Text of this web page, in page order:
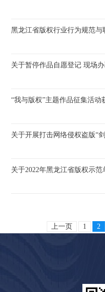
黑龙江省版权行业行为规范与
关于暂停作品自愿登记 现场
“我与版权”主题作品征集活动
关于开展打击网络侵权盗版“
关于2022年黑龙江省版权示
上一页 1 2